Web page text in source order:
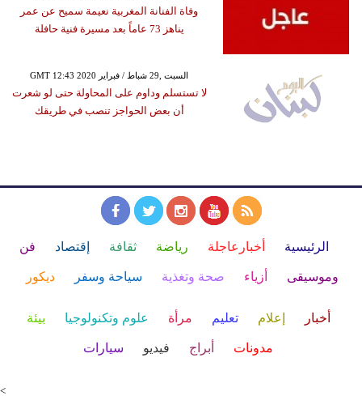
وفاة الفنانة المغربية نعيمة سميح عن عمر
يناهز 73 عاماً بعد مسيرة فنية حافلة
GMT 12:43 2020 السبت ,29 شباط / فبراير
لا تستسلم وداوم على المحاولة حتى لو شعرت
أن بعض الحواجز تنصب في طريقك
الرئيسية أخبارعاجلة رياضة ثقافة إقتصاد فن
وموسيقى أزياء صحة وتغذية سياحة وسفر ديكور
أخبار إعلام تعليم مرأة علوم وتكنولوجيا بيئة
مدونات أبراج فيديو سيارات
<